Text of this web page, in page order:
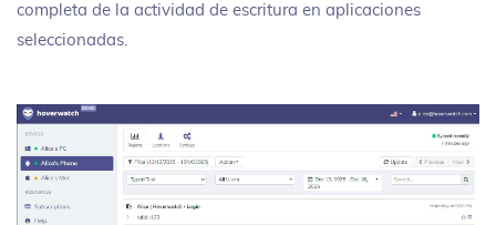
completa de la actividad de escritura en aplicaciones
seleccionadas.